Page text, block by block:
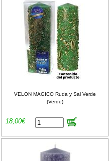
VELON MAGICO Ruda y Sal Verde
(Verde)
18,00€